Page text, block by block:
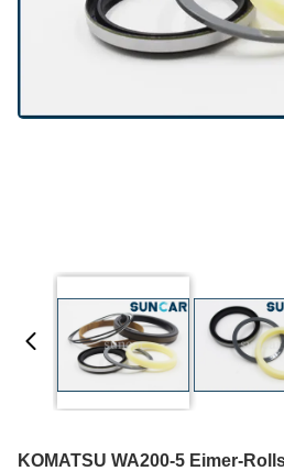
KOMATSU WA200-5 Eimer-